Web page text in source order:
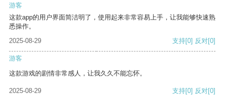
游客
这款app的用户界面简洁明了，使用起来非常容易上手，让我能够快速熟
悉操作。
2025-08-29
支持[0] 反对[0]
游客
这款游戏的剧情非常感人，让我久久不能忘怀。
2025-08-29 支持[0] 反对[0]